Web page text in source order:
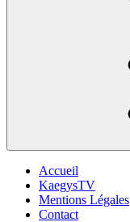
Accueil
KaegysTV
Mentions Légales
Contact